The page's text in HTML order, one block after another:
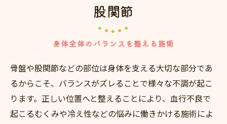
股関節
身体全体のバランスを整える施術
骨盤や股関節などの部位は身体を支える大切な部分であ
るからこそ、バランスがズレることで様々な不調が起こ
ります。正しい位置へと整えることにより、血行不良で
起こるむくみや冷え性などの悩みに働きかける施術によ